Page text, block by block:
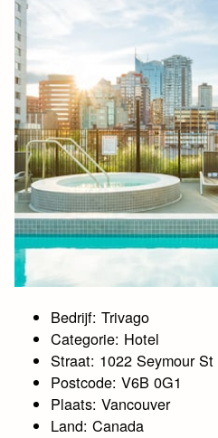
Bedrijf: Trivago
Categorie: Hotel
Straat: 1022 Seymour St
Postcode: V6B 0G1
Plaats: Vancouver
Land: Canada